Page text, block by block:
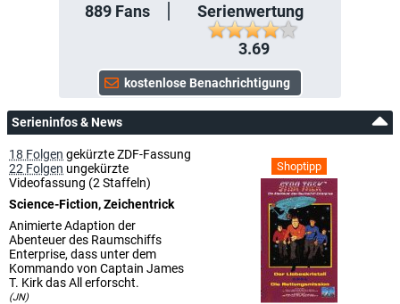
889Fans
Serienwertung
3.69
Serieninfos & News
Shoptipp
18 Folgen gekürzte ZDF-Fassung
22 Folgen ungekürzte
Videofassung (2 Staffeln)
Science-Fiction, Zeichentrick
Animierte Adaption der
Abenteuer des Raumschiffs
Enterprise, dass unter dem
Kommando von Captain James
T. Kirk das All erforscht.
(JN)